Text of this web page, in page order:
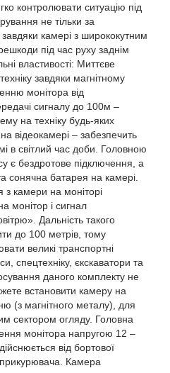
контролювати ситуацію під
не тільки за
камері з ширококутним
під час руху заднім
властивості: Миттєве
завдяки магнітному
монітора від
сигналу до 100м –
на техніку будь-яких
відеокамері – забезпечить
в світлий час доби. Головною
є бездротове підключення, а
сонячна батарея на камері.
камери на моніторі
монітор і сигнал
Дальність такого
до 100 метрів, тому
великі транспортні
спецтехніку, єкскаватори та
даного комплекту не
встановити камеру на
(з магнітного металу), для
сектором огляду. Головна
монітора напругою 12 –
від бортової
Камера